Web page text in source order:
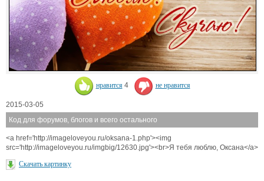
нравится 4 не нравится
2015-03-05
Код для форумов, блогов и всего остального
<a href='http://imageloveyou.ru/oksana-1.php'><img
src='http://imageloveyou.ru/imgbig/12630.jpg'><br>Я тебя люблю, Оксана</a>
Скачать картинку